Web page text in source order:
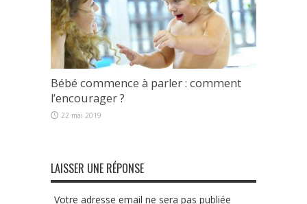
Bébé commence à parler : comment
l’encourager ?
22 mai 2019
LAISSER UNE RÉPONSE
Votre adresse email ne sera pas publiée